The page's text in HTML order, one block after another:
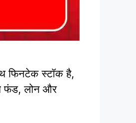
फिनटेक स्टॉक है,
फंड, लोन और